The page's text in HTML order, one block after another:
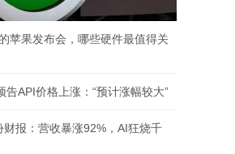
苹果发布会，哪些硬件最值得关
告API价格上涨：“预计涨幅较大”
财报：营收暴涨92%，AI狂烧千